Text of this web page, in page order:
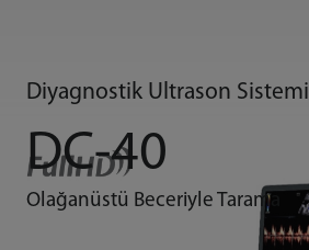
Diyagnostik Ultrason Sistemi
DC-40
Olağanüstü Beceriyle Tarama